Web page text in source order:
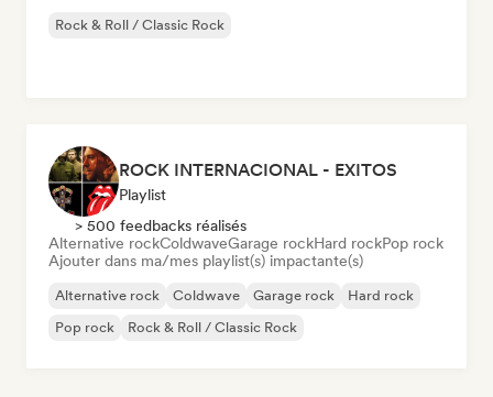
Rock & Roll / Classic Rock
ROCK INTERNACIONAL - EXITOS
Playlist
> 500 feedbacks réalisés
Alternative rockColdwaveGarage rockHard rockPop rock
Ajouter dans ma/mes playlist(s) impactante(s)
Alternative rock Coldwave Garage rock
Hard rock
Pop rock
Rock & Roll / Classic Rock